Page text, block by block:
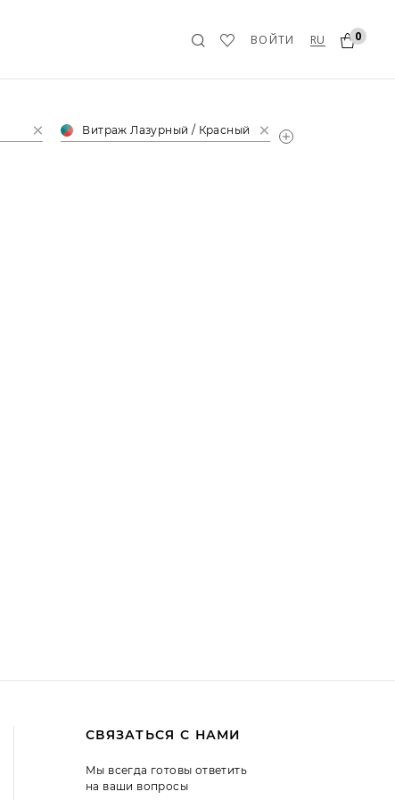
ВОЙТИ RU 0
Витраж Лазурный / Красный
СВЯЗАТЬСЯ С НАМИ
Мы всегда готовы ответить
на ваши вопросы